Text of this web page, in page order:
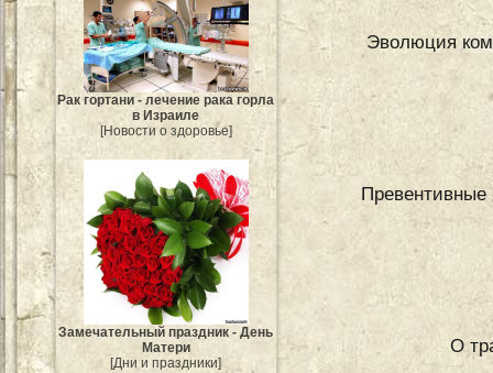
Рак гортани - лечение рака горла
в Израиле
[Новости о здоровье]
Замечательный праздник - День
Матери
[Дни и праздники]
Эволюция
О